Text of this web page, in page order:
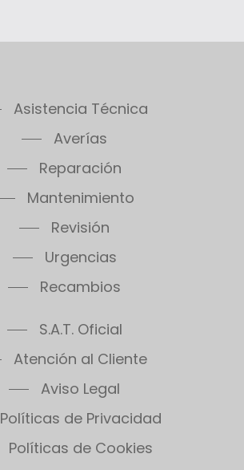
Asistencia Técnica
Averías
Reparación
Mantenimiento
Revisión
Urgencias
Recambios
S.A.T. Oficial
Atención al Cliente
Aviso Legal
Políticas de Privacidad
Políticas de Cookies